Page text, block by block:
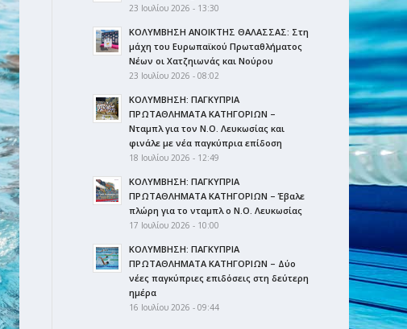
23 Ιουλίου 2026 - 13:30
ΚΟΛΥΜΒΗΣΗ ΑΝΟΙΚΤΗΣ ΘΑΛΑΣΣΑΣ: Στη
μάχη του Ευρωπαϊκού Πρωταθλήματος
Νέων οι Χατζηιωνάς και Νούρου
23 Ιουλίου 2026 - 08:02
ΚΟΛΥΜΒΗΣΗ: ΠΑΓΚΥΠΡΙΑ
ΠΡΩΤΑΘΛΗΜΑΤΑ ΚΑΤΗΓΟΡΙΩΝ –
Νταμπλ για τον Ν.Ο. Λευκωσίας και
φινάλε με νέα παγκύπρια επίδοση
18 Ιουλίου 2026 - 12:49
ΚΟΛΥΜΒΗΣΗ: ΠΑΓΚΥΠΡΙΑ
ΠΡΩΤΑΘΛΗΜΑΤΑ ΚΑΤΗΓΟΡΙΩΝ – Έβαλε
πλώρη για το νταμπλ ο Ν.Ο. Λευκωσίας
17 Ιουλίου 2026 - 10:00
ΚΟΛΥΜΒΗΣΗ: ΠΑΓΚΥΠΡΙΑ
ΠΡΩΤΑΘΛΗΜΑΤΑ ΚΑΤΗΓΟΡΙΩΝ – Δύο
νέες παγκύπριες επιδόσεις στη δεύτερη
ημέρα
16 Ιουλίου 2026 - 09:44